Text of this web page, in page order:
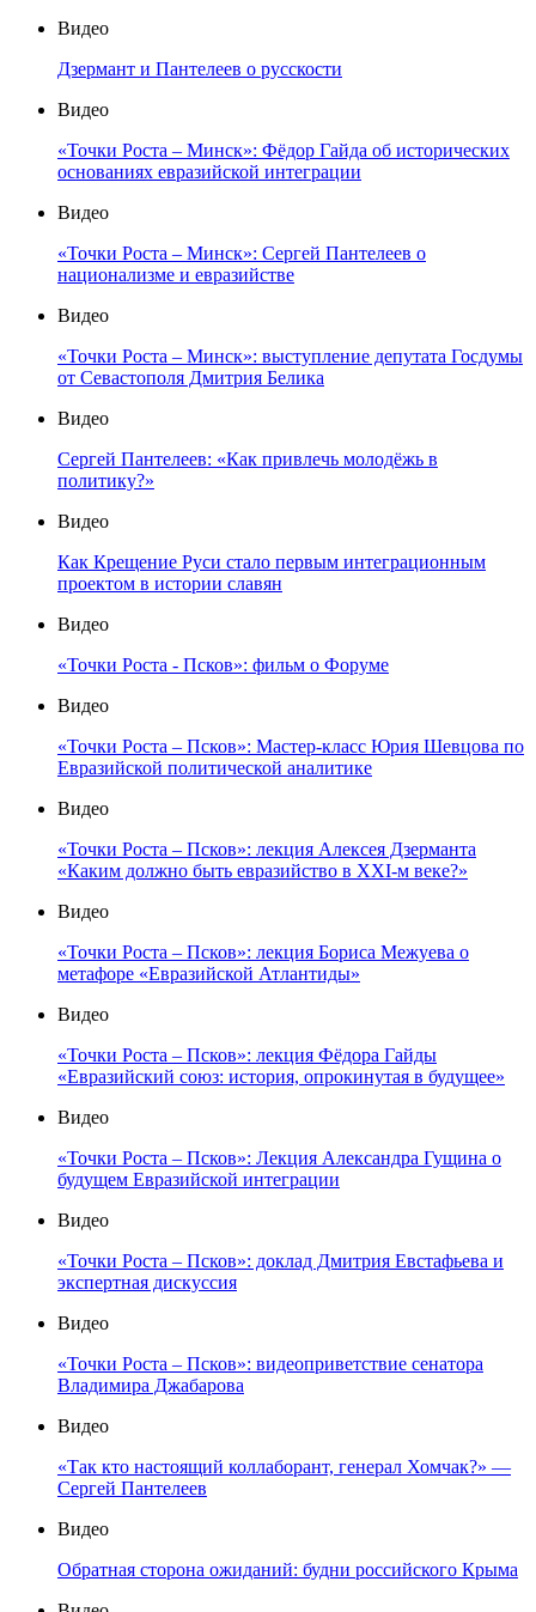
Видео
Дзермант и Пантелеев о русскости
Видео
«Точки Роста – Минск»: Фёдор Гайда об исторических
основаниях евразийской интеграции
Видео
«Точки Роста – Минск»: Сергей Пантелеев о
национализме и евразийстве
Видео
«Точки Роста – Минск»: выступление депутата Госдумы
от Севастополя Дмитрия Белика
Видео
Сергей Пантелеев: «Как привлечь молодёжь в
политику?»
Видео
Как Крещение Руси стало первым интеграционным
проектом в истории славян
Видео
«Точки Роста - Псков»: фильм о Форуме
Видео
«Точки Роста – Псков»: Мастер-класс Юрия Шевцова по
Евразийской политической аналитике
Видео
«Точки Роста – Псков»: лекция Алексея Дзерманта
«Каким должно быть евразийство в XXI-м веке?»
Видео
«Точки Роста – Псков»: лекция Бориса Межуева о
метафоре «Евразийской Атлантиды»
Видео
«Точки Роста – Псков»: лекция Фёдора Гайды
«Евразийский союз: история, опрокинутая в будущее»
Видео
«Точки Роста – Псков»: Лекция Александра Гущина о
будущем Евразийской интеграции
Видео
«Точки Роста – Псков»: доклад Дмитрия Евстафьева и
экспертная дискуссия
Видео
«Точки Роста – Псков»: видеоприветствие сенатора
Владимира Джабарова
Видео
«Так кто настоящий коллаборант, генерал Хомчак?» —
Сергей Пантелеев
Видео
Обратная сторона ожиданий: будни российского Крыма